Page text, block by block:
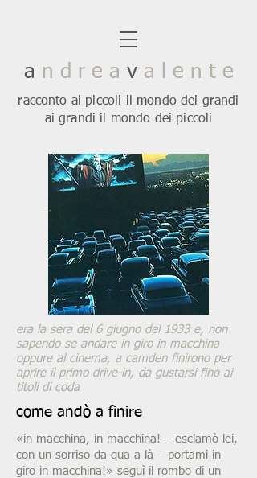
a n d r e a va l e n t e
racconto ai piccoli il mondo dei grandi
ai grandi il mondo dei piccoli
era la sera del 6 giugno del 1933 e, non
sapendo se andare in giro in macchina
oppure al cinema, a camden finirono per
aprire il primo drive-in, da gustarsi fino ai
titoli di coda
come andò a finire
«in macchina, in macchina! – esclamò lei,
con un sorriso da qua a là – portami in
giro in macchina!» seguì il rombo di un